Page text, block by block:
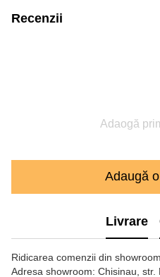
Recenzii
Adaogă
Adaugă
Livrare
Ridicarea comenzii din
Adresa showroom: Chisinau, str.